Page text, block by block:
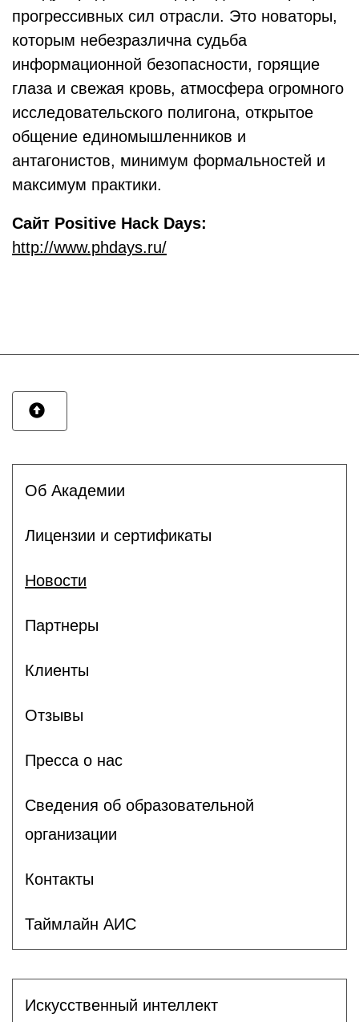
прогрессивных сил отрасли. Это новаторы,
которым небезразлична судьба
информационной безопасности, горящие
глаза и свежая кровь, атмосфера огромного
исследовательского полигона, открытое
общение единомышленников и
антагонистов, минимум формальностей и
максимум практики.
Сайт Positive Hack Days:
http://www.phdays.ru/
Об Академии
Лицензии и сертификаты
Новости
Партнеры
Клиенты
Отзывы
Пресса о нас
Сведения об образовательной
организации
Контакты
Таймлайн АИС
Искусственный интеллект